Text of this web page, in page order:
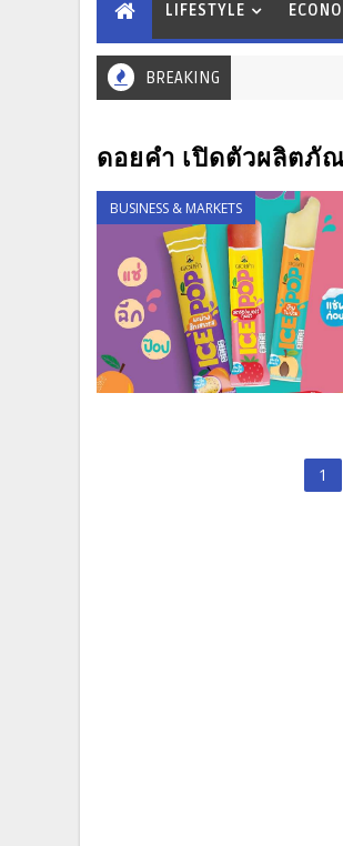
LIFESTYLE
BREAKING
ดอยคำ เปิดตัวผลิตภัณ
BUSINESS & MARKETS
1